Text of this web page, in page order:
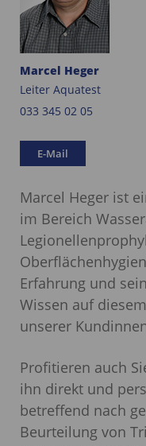
Marcel Heger
Leiter Aquatest
033 345 02 05
E-Mail
Marcel Heger ist
im Bereich
Erfahrung und
Wissen auf
unserer
Profitieren auch
ihn direkt und
betreffend nach
Beurteilung von